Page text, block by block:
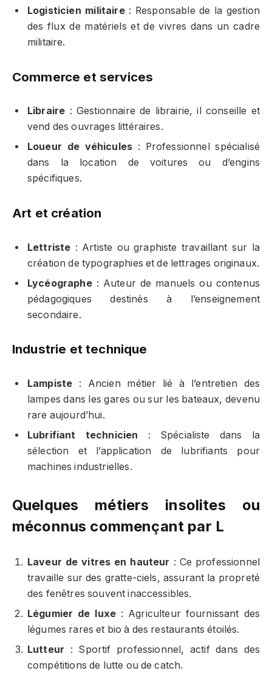
Logisticien militaire: Responsable de la gestion
des flux de matériels et de vivres dans un cadre
militaire.
Commerce et services
Libraire : Gestionnaire de librairie, il conseille et
vend des ouvrages littéraires.
Loueur de véhicules : Professionnel spécialisé
dans la location de voitures ou d’engins
spécifiques.
Art et création
Lettriste : Artiste ou graphiste travaillant sur la
création de typographies et de lettrages originaux.
Lycéographe: Auteur de manuels ou contenus
pédagogiques destinés à l’enseignement
secondaire.
Industrie et technique
Lampiste : Ancien métier lié à l’entretien des
lampes dans les gares ou sur les bateaux, devenu
rare aujourd’hui.
Lubrifiant technicien : Spécialiste dans la
sélection et l’application de lubrifiants pour
machines industrielles.
Quelques métiers insolites ou
méconnus commençant par L
Laveur de vitres en hauteur : Ce professionnel
travaille sur des gratte-ciels, assurant la propreté
des fenêtres souvent inaccessibles.
Légumier de luxe : Agriculteur fournissant des
légumes rares et bio à des restaurants étoilés.
Lutteur : Sportif professionnel, actif dans des
compétitions de lutte ou de catch.